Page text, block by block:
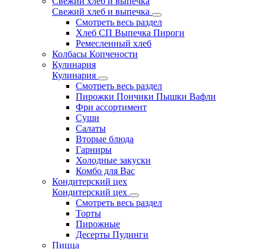
Свежий хлеб и выпечка
Смотреть весь раздел
Хлеб СП Выпечка Пироги
Ремесленный хлеб
Колбасы Копчености
Кулинария
Кулинария
Смотреть весь раздел
Пирожки Пончики Пышки Вафли
Фри ассортимент
Суши
Салаты
Вторые блюда
Гарниры
Холодные закуски
Комбо для Вас
Кондитерский цех
Кондитерский цех
Смотреть весь раздел
Торты
Пирожные
Десерты Пудинги
Пицца